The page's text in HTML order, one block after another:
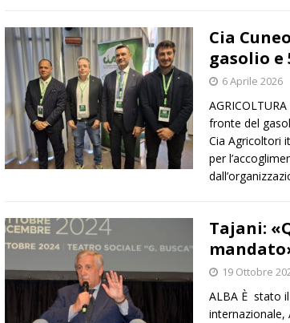
CRONACA
Cia
gasolio e
6 Aprile 2026
fronte del
Cia Agricoltori
per
Tajani:
19 Ottobre
ALBA È stato
internazionale,